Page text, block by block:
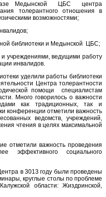
базе Медынской ЦБС центра
толерантного отношения в
возможностями;
библиотеки и Медынской ЦБС;
и учреждениями, ведущими работу
инвалидов.
уделили работы библиотеки
Центра толерантности
помощи специалистам
Много говорилось о важности
как традиционных, так и
конференции отметили важность
ведомств, учреждений,
чтения в целях максимальной
важность проведения
эффективного социального
в 3013 году были проведены
круглые столы по проблеме
области: Жиздринской,